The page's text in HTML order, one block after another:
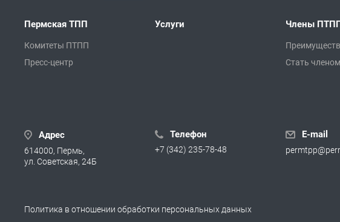
Пермская ТПП
Комитеты ПТПП
Пресс-центр
Услуги Члены ПТПП
Стать
Адрес
614000, Пермь,
ул. Советская, 24Б
Телефон
+7 (342) 235-78-48
E-mail
Политика в отношении обработки персональных данных